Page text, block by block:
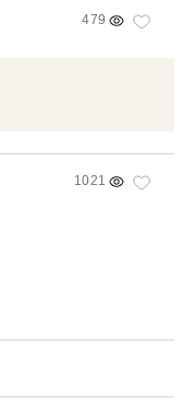
479
1021